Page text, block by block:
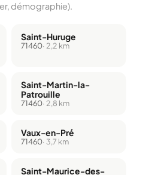
démographie).
Saint-Huruge
71460· 2,2 km
Saint-Martin-la-
Patrouille
71460· 2,8 km
Vaux-en-Pré
71460· 3,7 km
Saint-Maurice-des-